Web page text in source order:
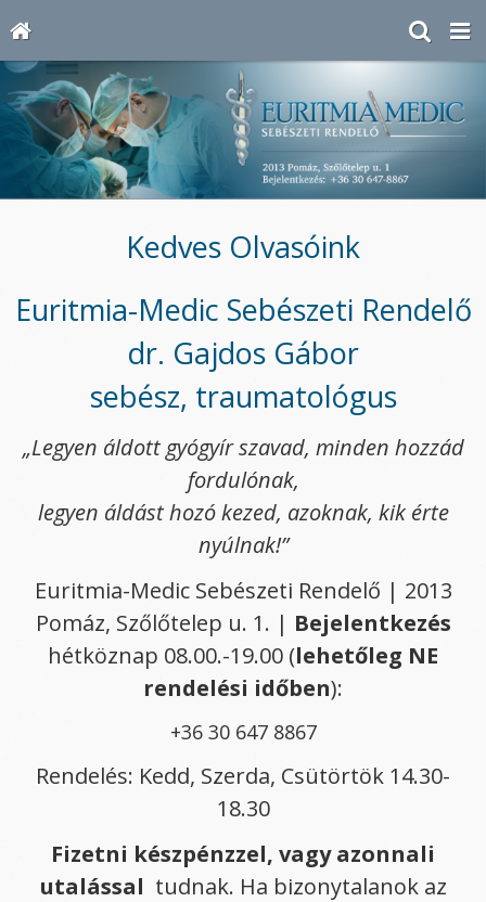
Kedves Olvasóink
Euritmia-Medic Sebészeti Rendelő
dr. Gajdos Gábor
sebész, traumatológus
„Legyen áldott gyógyír szavad, minden hozzád
fordulónak,
legyen áldást hozó kezed, azoknak, kik érte
nyúlnak!”
Euritmia-Medic Sebészeti Rendelő | 2013
Pomáz, Szőlőtelep u. 1. | Bejelentkezés
hétköznap 08.00.-19.00 (lehetőleg NE
rendelési időben):
+36 30 647 8867
Rendelés: Kedd, Szerda, Csütörtök 14.30-
18.30
Fizetni készpénzzel, vagy azonnali
utalással tudnak. Ha bizonytalanok az